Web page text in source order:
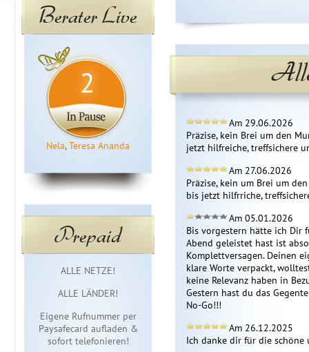
Berater Live
2
Nela,Teresa Ananda
Prepaid
Sofortzugang
ALLE NETZE!
ALLE LÄNDER!
Eigene Rufnummer per
Paysafecard aufladen &
sofort telefonieren!
Am 29.06.2026
Präzise, kein Brei um den
jetzt hilfreiche, treffsichere
Am 27.06.2026
Präzise, kein um Brei um
bis jetzt hilfrriche,
Am 05.01.2026
Bis vorgestern hätte ich Dir
Abend geleistet hast ist
Komplettversagen. Deinen
klare Worte verpackt,
keine Relevanz haben in
Gestern hast du das
No-Go!!!
Am 26.12.2025
Ich danke dir für die schöne